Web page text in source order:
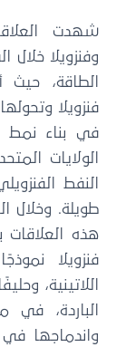
شهدت
وفنزويلا خلال
الطاقة،
فنزويلا
في بناء نمط
الولايات
النفط
طويلة. وخلال
هذه العلاقات
فنزويلا
اللاتينية،
الباردة،
واندماجها في